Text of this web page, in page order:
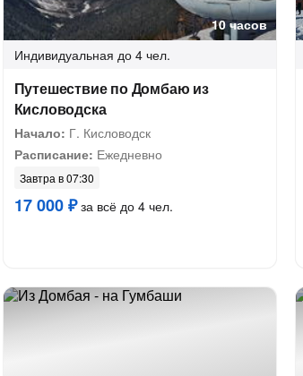
10 часов
Индивидуальная до 4 чел.
Путешествие по Домбаю из
Кисловодска
Начало: Г. Кисловодск
Расписание: Ежедневно
Завтра в 07:30
17 000 ₽за всё до 4 чел.